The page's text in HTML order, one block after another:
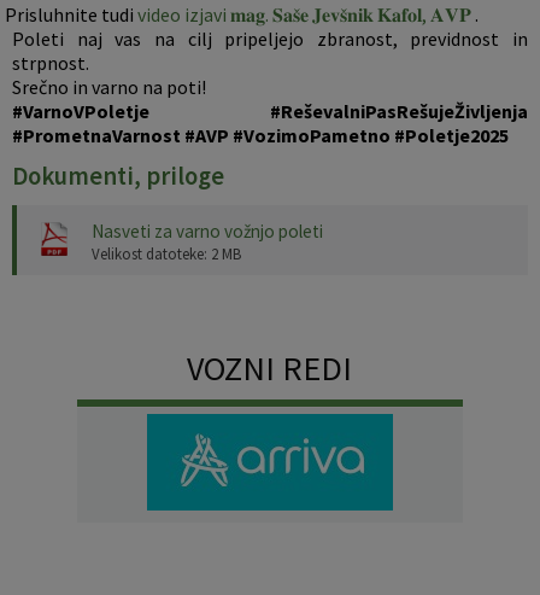
tudi video izjavi 𝐦𝐚𝐠. 𝐒𝐚𝐬̌𝐞 𝐉𝐞𝐯𝐬̌𝐧𝐢𝐤 𝐊𝐚𝐟𝐨𝐥, 𝐀𝐕𝐏 .
Poleti naj vas na cilj pripeljejo zbranost, previdnost in
strpnost.
Srečno in varno na poti!
#VarnoVPoletje
#ReševalniPasRešujeŽivljenja
#PrometnaVarnost #AVP #VozimoPametno #Poletje2025
Dokumenti, priloge
Nasveti za varno vožnjo poleti
Velikost datoteke: 2 MB
VOZNI REDI